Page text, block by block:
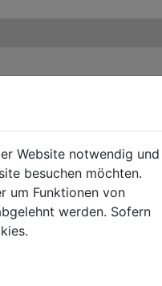
Website notwendig und
besuchen möchten.
um Funktionen von
werden. Sofern